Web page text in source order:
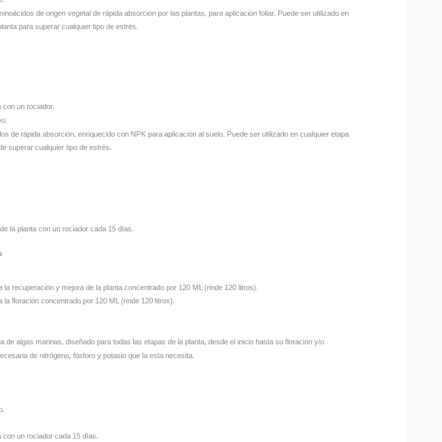
de origen vegetal de rápida absorción por las plantas, para aplicación foliar. Puede ser utilizado en
para superar cualquier tipo de estrés.
un rociador.
:
de rápida absorción, enriquecido con NPK para aplicación al suelo. Puede ser utilizado en cualquier etapa
superar cualquier tipo de estrés.
la planta con un rociador cada 15 días.
la recuperación y mejora de la planta concentrado por 120 ML (rinde 120 litros).
floración concentrado por 120 ML (rinde 120 litros).
de algas marinas, diseñado para todas las etapas de la planta, desde el inicio hasta su floración y/o
de nitrógeno, fósforo y potasio que la esta necesita.
un rociador cada 15 días.